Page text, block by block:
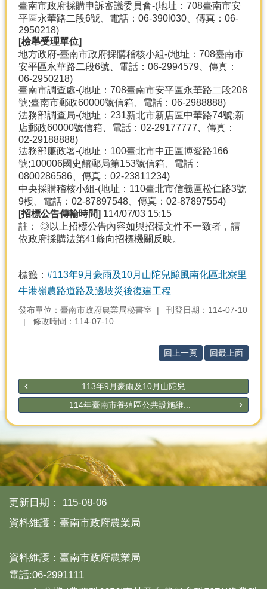
臺南市政府採購申訴審議委員會-(地址：708臺南市安
平區永華路二段6號、電話：06-390l030、傳真：06-
2950218)
[檢舉受理單位]
地方政府-臺南市政府採購稽核小組-(地址：708臺南市
安平區永華路二段6號、電話：06-2994579、傳真：
06-2950218)
臺南市調查處-(地址：708臺南市安平區永華路二段208
號;臺南市郵政60000號信箱、電話：06-2988888)
法務部調查局-(地址：231新北市新店區中華路74號;新
店郵政60000號信箱、電話：02-29177777、傳真：
02-29188888)
法務部廉政署-(地址：100臺北市中正區博愛路166
號;100006國史館郵局第153號信箱、電話：
0800286586、傳真：02-23811234)
中央採購稽核小組-(地址：110臺北市信義區松仁路3號
9樓、電話：02-87897548、傳真：02-87897554)
[招標公告傳輸時間] 114/07/03 15:15
註： ◎以上招標公告內容如與招標文件不一致者，請
依政府採購法第41條向招標機關反映。
標籤： #113年9月豪雨及10月山陀兒颱風南化區北寮里
牛港嶺農路道路及邊坡災後復建工程
發布單位：臺南市政府農業局秘書室
刊登日期：114-07-10
修改時間：114-07-10
回上一頁 回最上面
113年9月豪雨及10月山陀兒...
114年臺南市養殖區公共設施維...
更新日期：
115-08-06
資料維護：臺南市政府農業局
資料維護：臺南市政府農業局
電話:06-2991111